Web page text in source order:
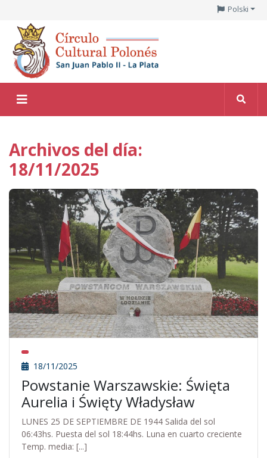
Polski
Archivos del día:
18/11/2025
18/11/2025
Powstanie Warszawskie: Święta
Aurelia i Święty Władysław
LUNES 25 DE SEPTIEMBRE DE 1944 Salida del sol
06:43hs. Puesta del sol 18:44hs. Luna en cuarto creciente
Temp. media: [...]